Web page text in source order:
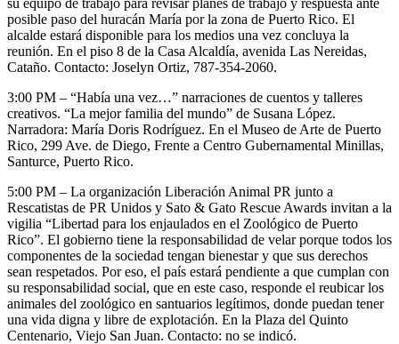
posible paso del huracán María por la zona de Puerto Rico. El
alcalde estará disponible para los medios una vez concluya la
reunión. En el piso 8 de la Casa Alcaldía, avenida Las Nereidas,
Cataño. Contacto: Joselyn Ortiz, 787-354-2060.
3:00 PM – “Había una vez…” narraciones de cuentos y talleres
creativos. “La mejor familia del mundo” de Susana López.
Narradora: María Doris Rodríguez. En el Museo de Arte de Puerto
Rico, 299 Ave. de Diego, Frente a Centro Gubernamental Minillas,
Santurce, Puerto Rico.
5:00 PM – La organización Liberación Animal PR junto a
Rescatistas de PR Unidos y Sato & Gato Rescue Awards invitan a la
vigilia “Libertad para los enjaulados en el Zoológico de Puerto
Rico”. El gobierno tiene la responsabilidad de velar porque todos los
componentes de la sociedad tengan bienestar y que sus derechos
sean respetados. Por eso, el país estará pendiente a que cumplan con
su responsabilidad social, que en este caso, responde el reubicar los
animales del zoológico en santuarios legítimos, donde puedan tener
una vida digna y libre de explotación. En la Plaza del Quinto
Centenario, Viejo San Juan. Contacto: no se indicó.